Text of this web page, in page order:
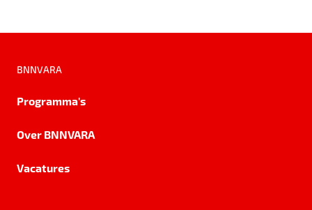
BNNVARA
Programma's
Over BNNVARA
Vacatures